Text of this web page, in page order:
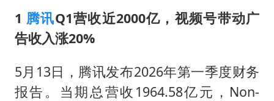
1 腾讯Q1营收近2000亿，视频号带动广
告收入涨20%
5月13日，腾讯发布2026年第一季度财务
报告。当期总营收1964.58亿元，Non-